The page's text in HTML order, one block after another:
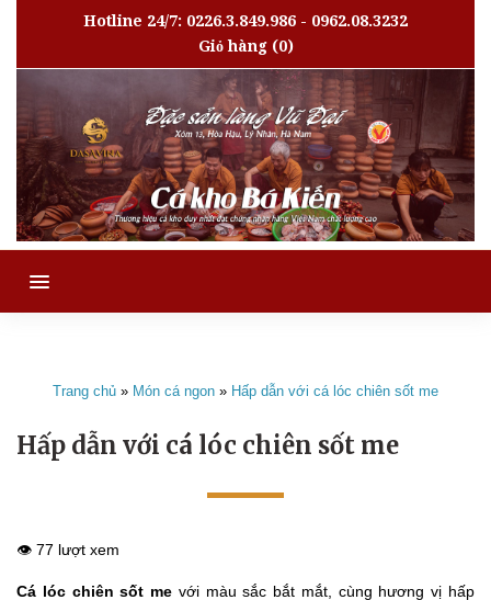
Hotline 24/7: 0226.3.849.986 - 0962.08.3232
Giỏ hàng(0)
MENU
Trang chủ » Món cá ngon » Hấp dẫn với cá lóc chiên sốt me
Hấp dẫn với cá lóc chiên sốt me
👁️ 77 lượt xem
Cá lóc chiên sốt me với màu sắc bắt mắt, cùng hương vị hấp